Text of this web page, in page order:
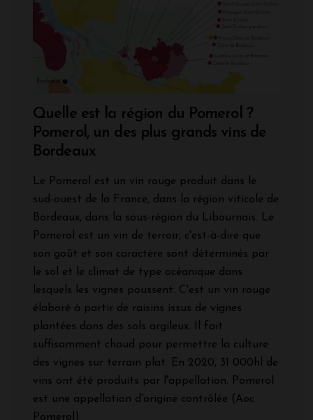
Quelle est la région du Pomerol ?
Pomerol, un des plus grands vins de
Bordeaux
Le Pomerol est un vin rouge produit dans le
sud-ouest de la France, dans la région viticole de
Bordeaux, dans la sous-région du Libournais. Le
Pomerol est un vin de terroir, c'est-à-dire que
son goût et son caractère sont déterminés par
le sol et le climat de type océanique dans
lesquels les vignes poussent. C'est un vin rouge
élaboré à partir de raisins issus de vignes
plantées dans des sols argileux. Il fait
suffisamment chaud pour permettre la culture
des vignes sur terrain plat. En 2020, 31 000hl de
vins ont été produits par l'appellation. Pomerol
est une appellation d'origine contrôlée (Aoc
Pomerol)